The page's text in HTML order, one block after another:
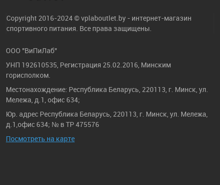
Copyright 2016-2024 © vplaboutlet.by - интернет-магазин
спортивного питания. Все права защищены.
ООО "ВиПиЛаб"
УНП 192610535, Регистрация 25.02.2016, Минским
горисполком.
Местонахождение: Республика Беларусь, 220113, г. Минск, ул.
Мележа, д.1, офис 634;
Юр. адрес Республика Беларусь, 220113, г. Минск, ул. Мележа,
д.1,офис 634; № в ТР 475576
Посмотреть на карте